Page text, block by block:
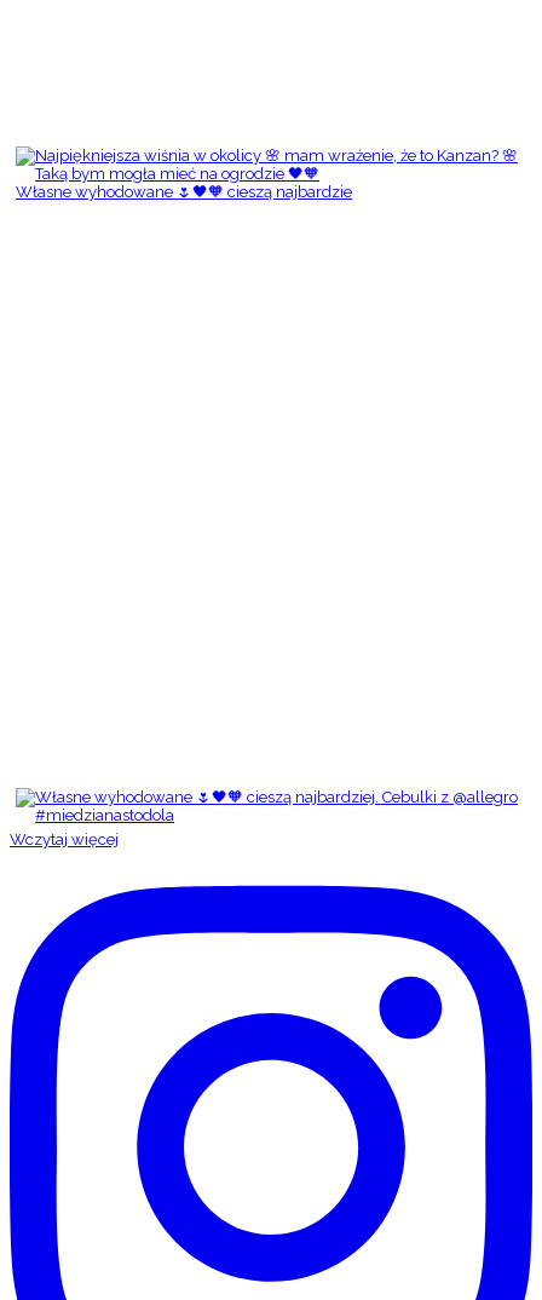
Własne wyhodowane 🌷🖤🧡 cieszą najbardzie
Wczytaj więcej